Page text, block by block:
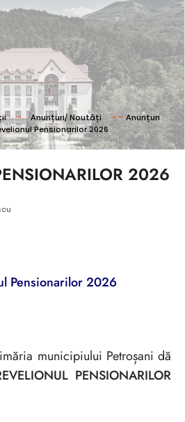
Anunțuri/ Noutăți
Anunțuri
Pensionarilor 2026
2026
Pensionarilor 2026
municipiului Petroșani dă
PENSIONARILOR